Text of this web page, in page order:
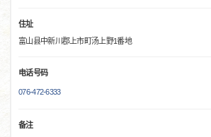
住址
富山县中新川郡上市町汤上野1番地
电话号码
076-472-6333
备注